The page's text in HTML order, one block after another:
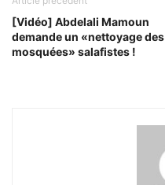
[Vidéo] Abdelali Mamoun
demande un «nettoyage des
mosquées» salafistes !